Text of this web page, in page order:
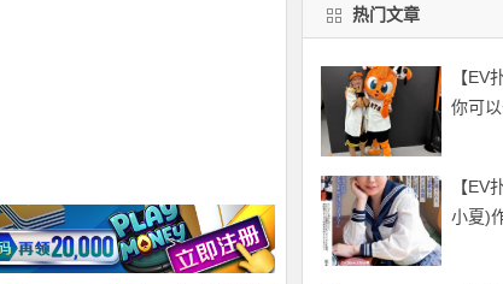
热门文章
【EV
你可
【EV
小夏)
老家